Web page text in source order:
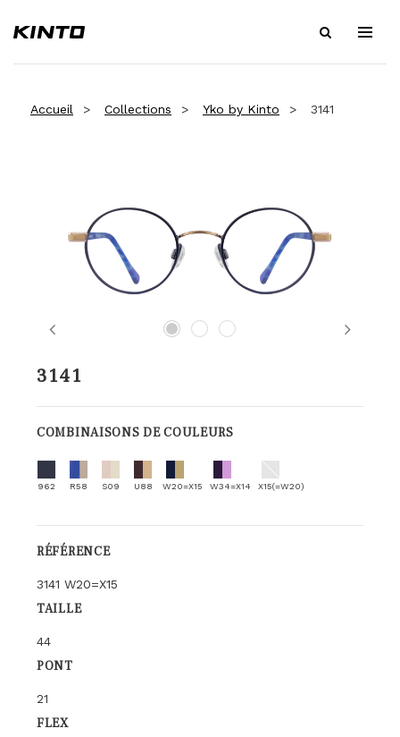
Accueil Collections Yko by Kinto 3141
Previous Next
3141
COMBINAISONS DE COULEURS
962 R58 S09 U88 W20=X15 W34=X14 X15(=W20)
RÉFÉRENCE
3141 W20=X15
TAILLE
44
PONT
21
FLEX